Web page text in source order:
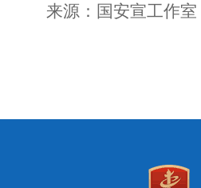
来源：国安宣工作室